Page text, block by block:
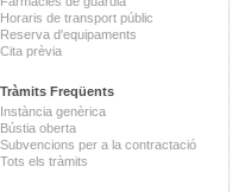
Horaris de transport públic
Reserva d'equipaments
Cita prèvia
Tràmits Freqüents
Instància genèrica
Bústia oberta
Subvencions per a la contractació
Tots els tràmits